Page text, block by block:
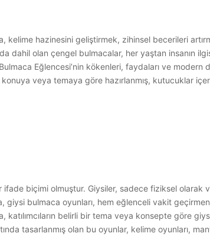
kelime hazinesini geliştirmek, zihinsel becerileri
dahil olan çengel bulmacalar, her yaştan insanın
Eğlencesi’nin kökenleri, faydaları ve modern
veya temaya göre hazırlanmış, kutucuklar
biçimi olmuştur. Giysiler, sadece fiziksel olarak
giysi bulmaca oyunları, hem eğlenceli vakit
belirli bir tema veya konsepte göre
tasarlanmış olan bu oyunlar, kelime oyunları,